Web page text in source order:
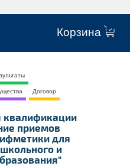
Корзина
Договор
квалификации
приемов
для
и